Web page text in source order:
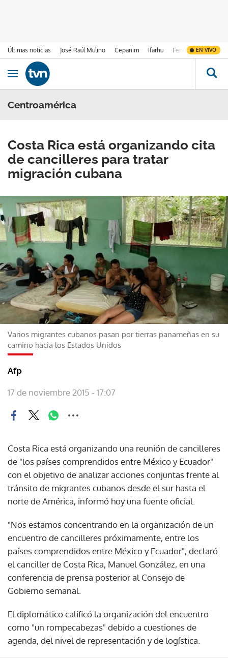
Últimas noticias José Raúl Mulino Cepanim Ifarhu Fenómeno de El
EN VIVO
Ir al contenido
Obrir navegació
Centroamérica
Costa Rica está organizando cita
de cancilleres para tratar
migración cubana
Varios migrantes cubanos pasan por tierras panameñas en su
camino hacia los Estados Unidos
Afp
17 de noviembre 2015 - 17:07
Costa Rica está organizando una reunión de cancilleres
de "los países comprendidos entre México y Ecuador"
con el objetivo de analizar acciones conjuntas frente al
tránsito de migrantes cubanos desde el sur hasta el
norte de América, informó hoy una fuente oficial.
"Nos estamos concentrando en la organización de un
encuentro de cancilleres próximamente, entre los
países comprendidos entre México y Ecuador", declaró
el canciller de Costa Rica, Manuel González, en una
conferencia de prensa posterior al Consejo de
Gobierno semanal.
El diplomático calificó la organización del encuentro
como "un rompecabezas" debido a cuestiones de
agenda, del nivel de representación y de logística.